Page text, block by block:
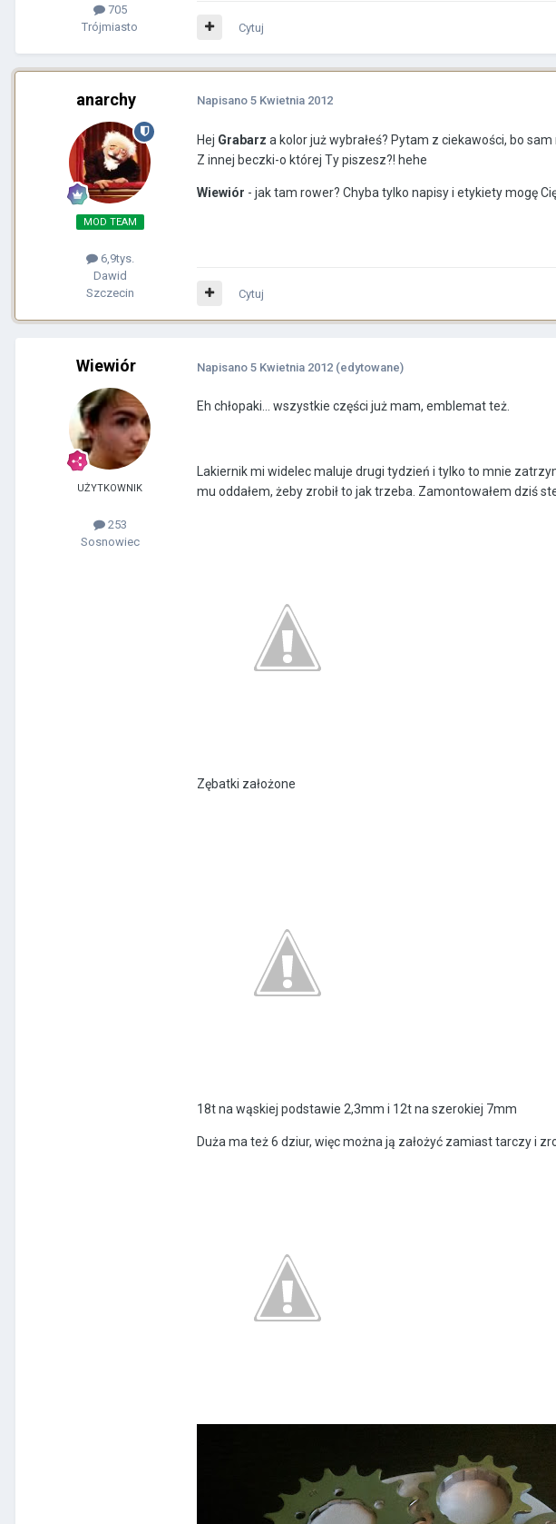
705
Trójmiasto
Cytuj
anarchy
MOD TEAM
6,9tys.
Dawid
Szczecin
Napisano 5 Kwietnia 2012
Hej Grabarz a kolor już wybrałeś? Pytam z ciekawości, bo
Z innej beczki-o której Ty piszesz?! hehe
Wiewiór - jak tam rower? Chyba tylko napisy i etykiety mogę
Cytuj
Wiewiór
UŻYTKOWNIK
253
Sosnowiec
Napisano 5 Kwietnia 2012 (edytowane)
Eh chłopaki... wszystkie części już mam, emblemat też.
Lakiernik mi widelec maluje drugi tydzień i tylko to mnie
mu oddałem, żeby zrobił to jak trzeba. Zamontowałem dziś
Zębatki założone
18t na wąskiej podstawie 2,3mm i 12t na szerokiej 7mm
Duża ma też 6 dziur, więc można ją założyć zamiast tarczy i